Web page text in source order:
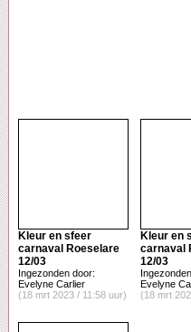
Kleur en sfeer
carnaval Roeselare
12/03
Ingezonden door:
Evelyne Carlier
(18 mrt 2023 / 11:58 uur)
Kleur en
carnaval
12/03
Evelyne
(18 mrt